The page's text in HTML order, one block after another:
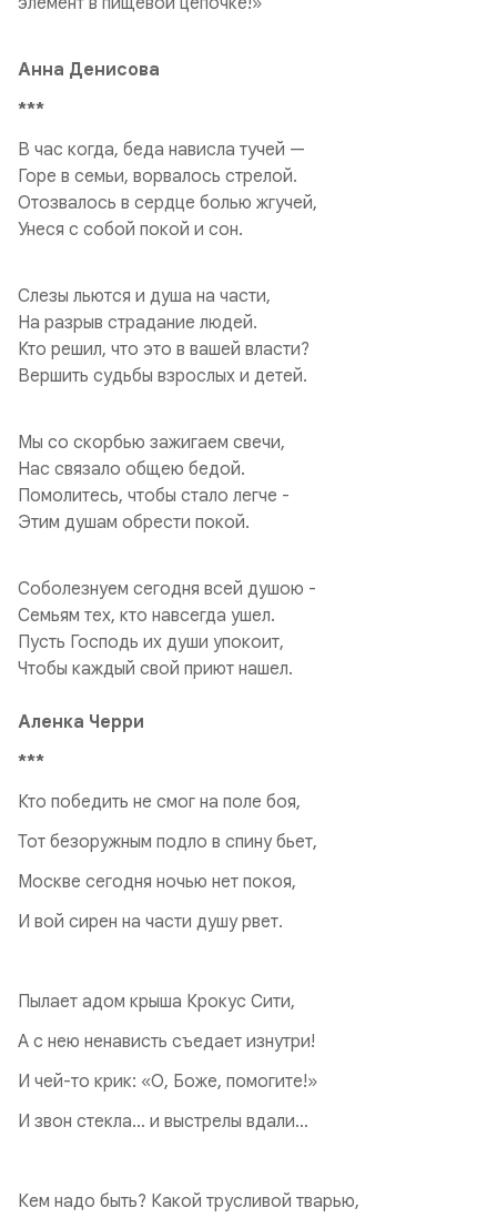
Анна Денисова
***
В час когда, беда нависла тучей —
Горе в семьи, ворвалось стрелой.
Отозвалось в сердце болью жгучей,
Унеся с собой покой и сон.
Слезы льются и душа на части,
На разрыв страдание людей.
Кто решил, что это в вашей власти?
Вершить судьбы взрослых и детей.
Мы со скорбью зажигаем свечи,
Нас связало общею бедой.
Помолитесь, чтобы стало легче -
Этим душам обрести покой.
Соболезнуем сегодня всей душою -
Семьям тех, кто навсегда ушел.
Пусть Господь их души упокоит,
Чтобы каждый свой приют нашел.
Аленка Черри
***
Кто победить не смог на поле боя,
Тот безоружным подло в спину бьет,
Москве сегодня ночью нет покоя,
И вой сирен на части душу рвет.
Пылает адом крыша Крокус Сити,
А с нею ненависть съедает изнутри!
И чей-то крик: «О, Боже, помогите!»
И звон стекла… и выстрелы вдали…
Кем надо быть? Какой трусливой тварью,